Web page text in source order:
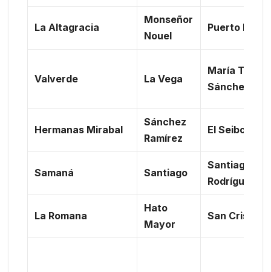
La Altagracia
Monseñor
Nouel
Puerto Plata
Valverde La Vega
María
Sánchez
Hermanas Mirabal
Sánchez
Ramírez
El Seibo
Samaná Santiago
Santiago
Rodríguez
La Romana
Hato
Mayor
San